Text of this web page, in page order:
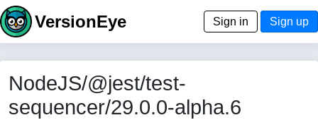
VersionEye Sign in Sign up
NodeJS/@jest/test-
sequencer/29.0.0-alpha.6